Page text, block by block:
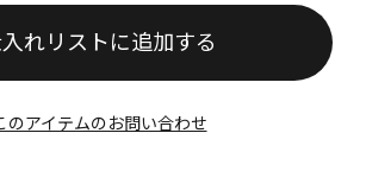
れリストに追加する
のアイテムのお問い合わせ